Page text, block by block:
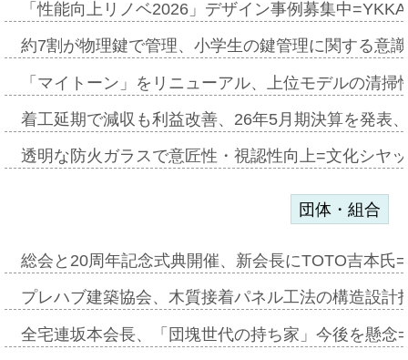
「性能向上リノベ2026」デザイン事例募集中
約7割が物理鍵で管理、小学生の鍵管理に関する意
「マイトーン」をリニューアル、上位モデルの清
着工延期で減収も利益改善、26年5月期決算を発表
透明な防火ガラスで意匠性・視認性向上=文化シヤ
団体・組合
総会と20周年記念式典開催、新会長にTOTO吉本氏
プレハブ建築協会、木質接着パネル工法の構造設
全宅連坂本会長、「団塊世代の持ち家」今後を懸